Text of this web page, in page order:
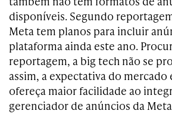
disponíveis. Segundo
Meta tem planos para incluir
plataforma ainda este ano.
reportagem, a big tech não se
assim, a expectativa do
ofereça maior facilidade ao
gerenciador de anúncios da